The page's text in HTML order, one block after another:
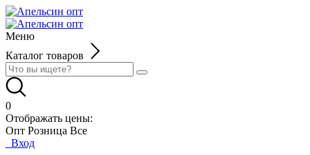
Меню
Каталог товаров
0
Отображать цены:
Опт Розница Все
Вход